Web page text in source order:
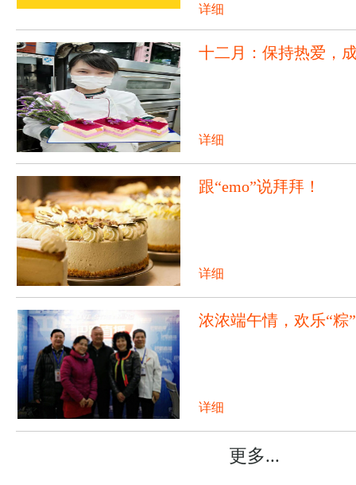
详细
十二月：保持热爱，
详细
跟“emo”说拜拜！
详细
浓浓端午情，欢乐“
详细
更多...